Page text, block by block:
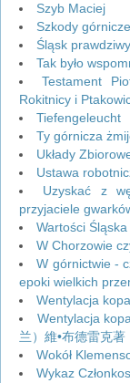
Szyb Maciej
Szkody górnicze
Śląsk prawdziwy
Tak było
Testament
Rokitnicy i
Tiefengeleucht
Ty górnicza
Układy
Ustawa
Uzyskać z
przyjaciele
Wartości Śląska
W Chorzowie
W górnictwie -
epoki wielkich
Wentylacja
Wentylacja
兰）維•布德雷克著
Wokół
Wykaz